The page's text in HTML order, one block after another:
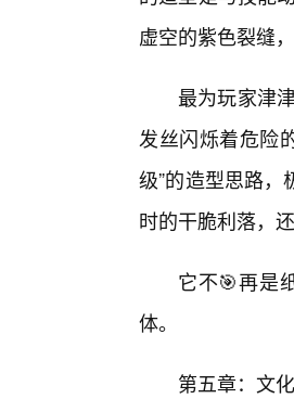
虚空的紫色裂缝
最为玩家津
发丝闪烁着危险
级”的造型思路，
时的干脆利落，
它不🎯再是
体。
第五章：文